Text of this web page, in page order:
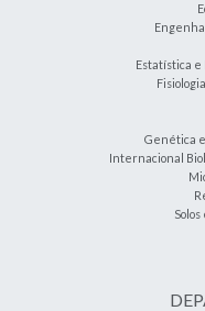
Estatística e
Genética
Internacional